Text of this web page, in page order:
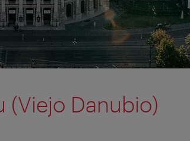
(Viejo Danubio)